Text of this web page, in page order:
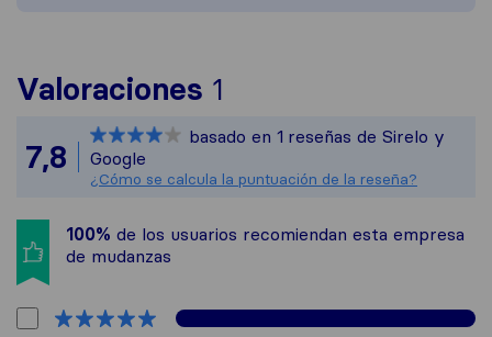
Valoraciones 1
Todas las reseñas
7,8
basado en 1 reseñas de Sirelo y
Google
¿Cómo se calcula la puntuación de la reseña?
100% de los usuarios recomiendan esta empresa
de mudanzas